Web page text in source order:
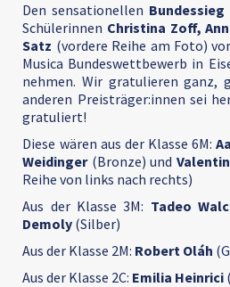
Den sensationellen Bundessieg
Schülerinnen Christina Zoff,
Satz (vordere Reihe am Foto)
Musica Bundeswettbewerb in
nehmen. Wir gratulieren ganz,
anderen Preisträger:innen sei
gratuliert!
Diese wären aus der Klasse 6M:
Weidinger(Bronze) und
Reihe von links nach rechts)
Aus der Klasse 3M: Tadeo
Demoly (Silber)
Aus der Klasse 2M: Robert Oláh
Aus der Klasse 2C: Emilia Heinrici